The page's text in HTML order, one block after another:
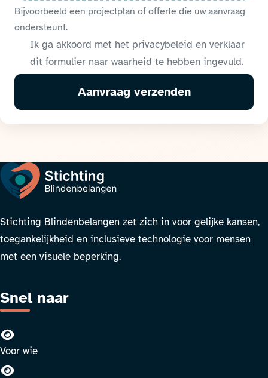
Bijvoorbeeld een projectplan of offerte die uw aanvraag
ondersteunt.
Ik ga akkoord met het privacybeleid en verklaar
dit formulier naar waarheid te hebben ingevuld.
Aanvraag verzenden
Stichting Blindenbelangen zet zich in voor gelijke kansen,
toegankelijkheid en inclusieve technologie voor mensen
met een visuele beperking.
Snel naar
Voor wie